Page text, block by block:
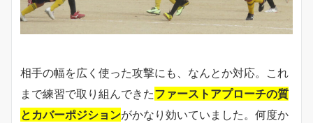
相手の幅を広く使った攻撃にも、なんとか対応。これ
まで練習で取り組んできたファーストアプローチの質
とカバーポジションがかなり効いていました。何度か